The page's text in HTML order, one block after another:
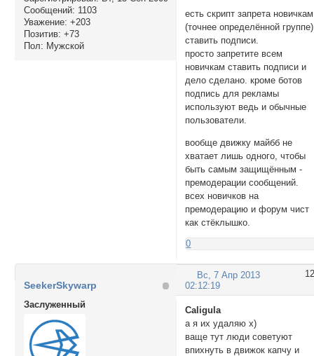
Сообщений: 1103
Уважение: +203
Позитив: +73
Пол: Мужской
есть скрипт запрета новичкам
(точнее определённой группе)
ставить подписи.
просто запретите всем
новичкам ставить подписи и
дело сделано. кроме ботов
подпись для рекламы
используют ведь и обычные
пользователи.
вообще движку майбб не
хватает лишь одного, чтобы
быть самым защищённым -
премодерации сообщений.
всех новичков на
премодерацию и форум чист
как стёклышко.
0
12
Вс, 7 Апр 2013
02:12:19
SeekerSkywarp
Заслуженный
Caligula
а я их удаляю х)
ваще тут люди советуют
впихнуть в движок капчу и